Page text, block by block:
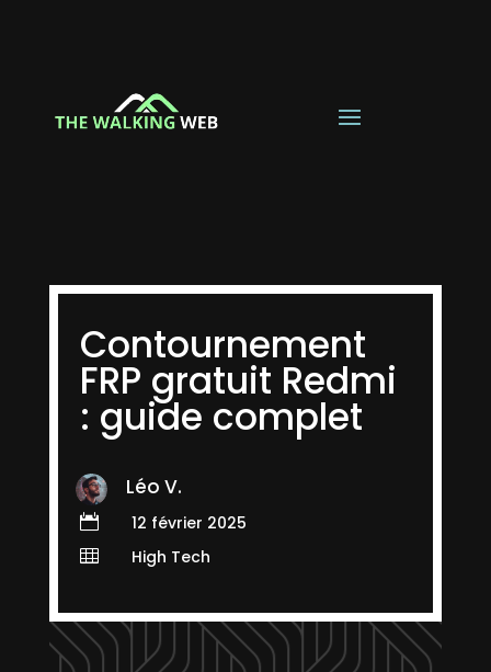
Contournement
FRP gratuit Redmi
: guide complet
Léo V.
 12 février 2025
 High Tech